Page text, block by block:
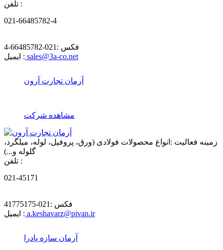
تلفن :
021-66485782-4
فکس : 021-66485782-4
ایمیل : sales@3a-co.net
آرمان تجارت آرون
مشاهده شرکت
زمینه فعالیت : انواع محصولات فولادی (ورق، پروفیل، لوله، میلگرد،
گلوله و...)
تلفن :
021-45171
فکس : 021-41775175
ایمیل : a.keshavarz@pivan.ir
آرمان سازه پادرا